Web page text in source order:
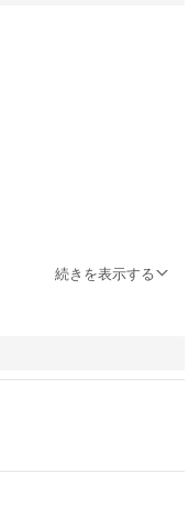
続きを表示する